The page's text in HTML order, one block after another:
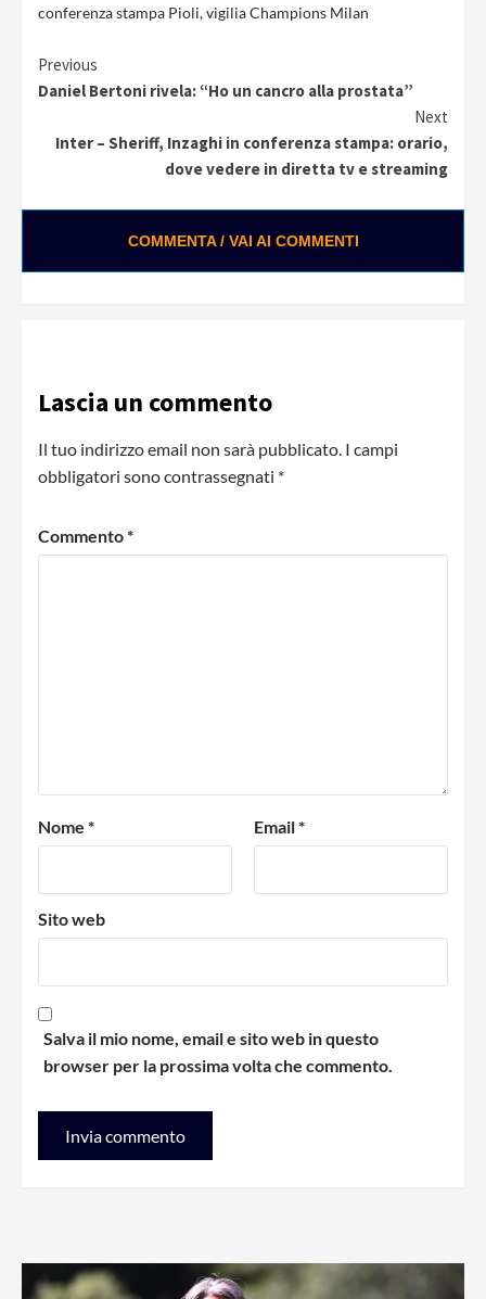
conferenza stampa Pioli,vigilia Champions Milan
Continue
Previous
Daniel Bertoni rivela: “Ho un cancro alla prostata”
Next
Inter – Sheriff, Inzaghi in conferenza stampa: orario,
dove vedere in diretta tv e streaming
COMMENTA / VAI AI COMMENTI
Lascia un commento
Il tuo indirizzo email non sarà pubblicato. I campi
obbligatori sono contrassegnati *
Commento*
Nome * Email*
Sito web
Salva il mio nome, email e sito web in questo
browser per la prossima volta che commento.